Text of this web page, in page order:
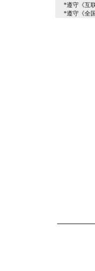
*遵守《互
*遵守《全